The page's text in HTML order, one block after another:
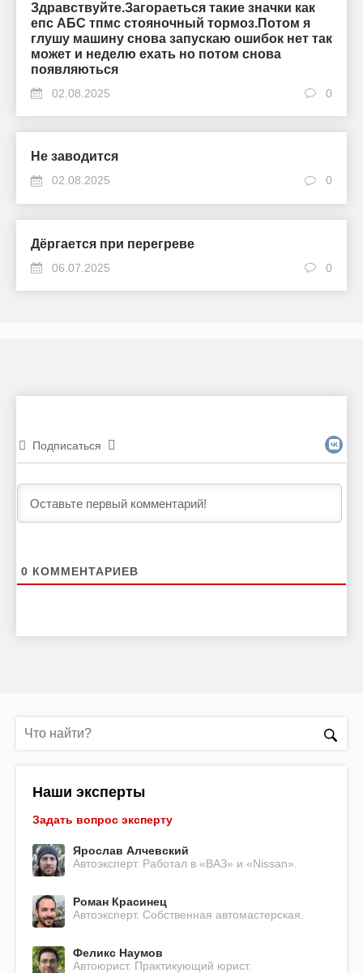
Здравствуйте.Загораеться такие значки как
епс АБС тпмс стояночный тормоз.Потом я
глушу машину снова запускаю ошибок нет так
может и неделю ехать но потом снова
появляються
02.08.2025 0
Не заводится
02.08.2025 0
Дёргается при перегреве
06.07.2025 0
Подписаться
0 КОММЕНТАРИЕВ
Наши эксперты
Задать вопрос эксперту
Ярослав Алчевский
Автоэксперт. Работал в «ВАЗ» и «Nissan».
Роман Красинец
Автоэксперт. Собственная автомастерская.
Феликс Наумов
Автоюрист. Практикующий юрист.